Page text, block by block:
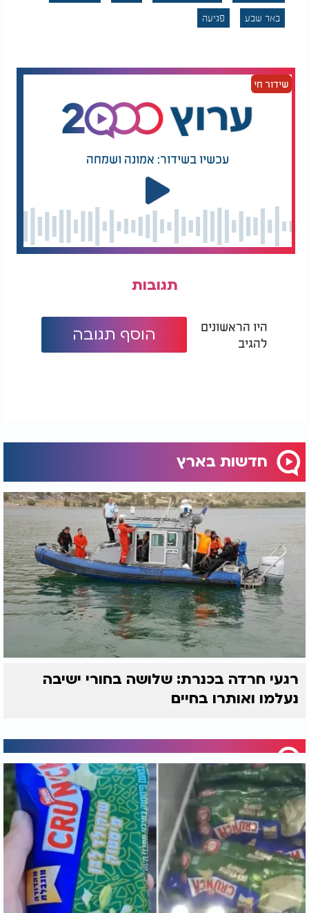
בישראל מדגישים כי כל הפרה של ההסכמות תיענה
ההישג המדיני שהושג בתיאום עם וושינגטון. ההנחיות
לאזרחים נותרו בתוקף, וגורמי ביטחון מזהירים
שהרגיעה עדיין שברירית. הפסקת האש הושגה, אך
התשתית למתיחות נותרה קיימת - וכל שינוי בשטח
עשוי להוביל להסלמה מחודשת
באר שבע
פגיעה
שידור חי
עכשיו בשידור: אמונה ושמחה
תגובות
היו הראשונים
להגיב
הוסף תגובה
חדשות בארץ
רגעי חרדה בכנרת: שלושה בחורי ישיבה
נעלמו ואותרו בחיים